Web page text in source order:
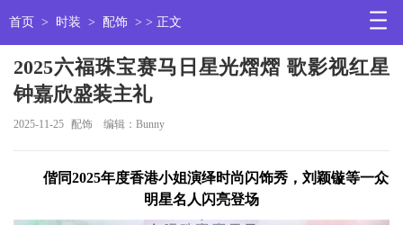
首页 > 时装 > 配饰 > > 正文
2025六福珠宝赛马日星光熠熠 歌影视红星
钟嘉欣盛装主礼
2025-11-25 配饰 编辑：Bunny
偕同2025年度香港小姐演绎时尚闪饰秀，刘颖镟等一众
明星名人闪亮登场